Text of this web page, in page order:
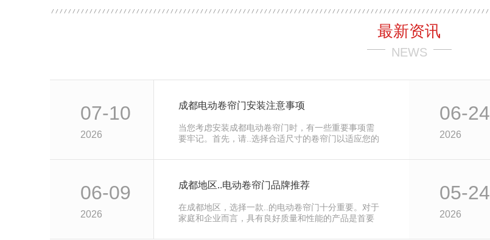
最新资讯
NEWS
07-10
2026
成都电动卷帘门安装注意事项
当您考虑安装成都电动卷帘门时，有一些重要事项需
要牢记。首先，请..选择合适尺寸的卷帘门以适应您的
06-24
2026
06-09
2026
成都地区..电动卷帘门品牌推荐
在成都地区，选择一款..的电动卷帘门十分重要。对于
家庭和企业而言，具有良好质量和性能的产品是首要
05-24
2026